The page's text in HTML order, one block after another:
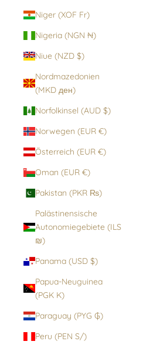
Niger (XOF Fr)
Nigeria (NGN ₦)
Niue (NZD $)
Nordmazedonien
(MKD ден)
Norfolkinsel (AUD $)
Norwegen (EUR €)
Österreich (EUR €)
Oman (EUR €)
Pakistan (PKR ₨)
Palästinensische
Autonomiegebiete (ILS
₪)
Panama (USD $)
Papua-Neuguinea
(PGK K)
Paraguay (PYG ₲)
Peru (PEN S/)